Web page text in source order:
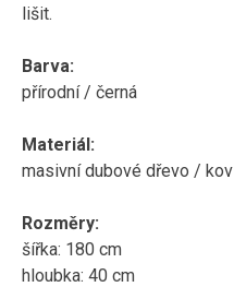
lišit.
Barva:
přírodní / černá
Materiál:
masivní dubové dřevo / kov
Rozměry:
šířka: 180 cm
hloubka: 40 cm